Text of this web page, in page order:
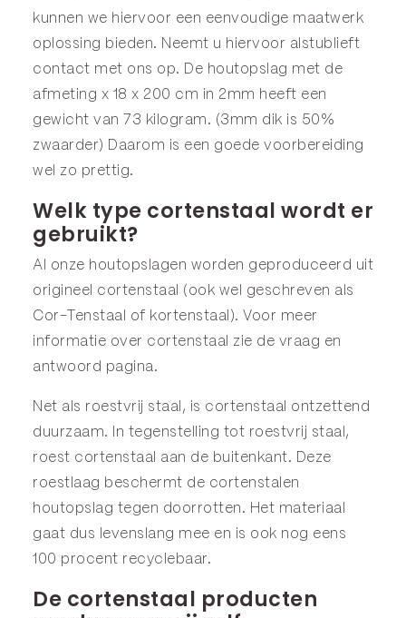
kunnen we hiervoor een eenvoudige maatwerk
oplossing bieden. Neemt u hiervoor alstublieft
contact met ons op. De houtopslag met de
afmeting x 18 x 200 cm in 2mm heeft een
gewicht van 73 kilogram. (3mm dik is 50%
zwaarder) Daarom is een goede voorbereiding
wel zo prettig.
Welk type cortenstaal wordt er
gebruikt?
Al onze houtopslagen worden geproduceerd uit
origineel cortenstaal (ook wel geschreven als
Cor-Tenstaal of kortenstaal). Voor meer
informatie over cortenstaal zie de vraag en
antwoord pagina.
Net als roestvrij staal, is cortenstaal ontzettend
duurzaam. In tegenstelling tot roestvrij staal,
roest cortenstaal aan de buitenkant. Deze
roestlaag beschermt de cortenstalen
houtopslag tegen doorrotten. Het materiaal
gaat dus levenslang mee en is ook nog eens
100 procent recyclebaar.
De cortenstaal producten